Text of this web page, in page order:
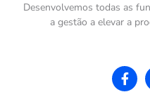
Desenvolvemos todas as
a gestão a elevar a